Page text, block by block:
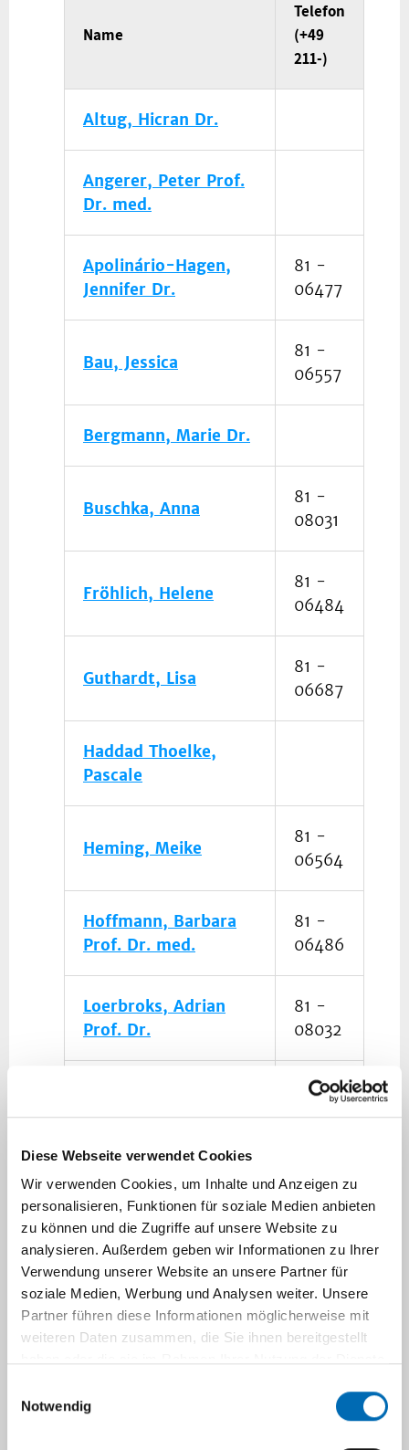
Diese Webseite verwendet Cookies
Wir verwenden Cookies, um Inhalte und Anzeigen zu
personalisieren, Funktionen für soziale Medien anbieten
zu können und die Zugriffe auf unsere Website zu
analysieren. Außerdem geben wir Informationen zu Ihrer
Verwendung unserer Website an unsere Partner für
soziale Medien, Werbung und Analysen weiter. Unsere
Partner führen diese Informationen möglicherweise mit
weiteren Daten zusammen, die Sie ihnen bereitgestellt
Notwendig
Name
Telefon
(+49
211-)
Altug, Hicran Dr.
Angerer, Peter Prof.
Dr. med.
Apolinário-Hagen,
Jennifer Dr.
81 -
06477
Bau, Jessica
81 -
06557
Bergmann, Marie Dr.
Buschka, Anna
81 -
08031
Fröhlich, Helene
81 -
06484
Guthardt, Lisa
81 -
06687
Haddad Thoelke,
Pascale
Heming, Meike
81 -
06564
Hoffmann, Barbara
Prof. Dr. med.
81 -
06486
Loerbroks, Adrian
Prof. Dr.
81 -
08032
81 -
06424
Mohren, Brigitte
81 -
06489
Muth, Thomas Dr.
81 -
06419
81 -
06420